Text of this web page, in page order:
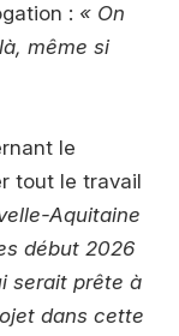
: « On
même si
le
tout le travail
Aquitaine
début 2026
serait prête à
dans cette